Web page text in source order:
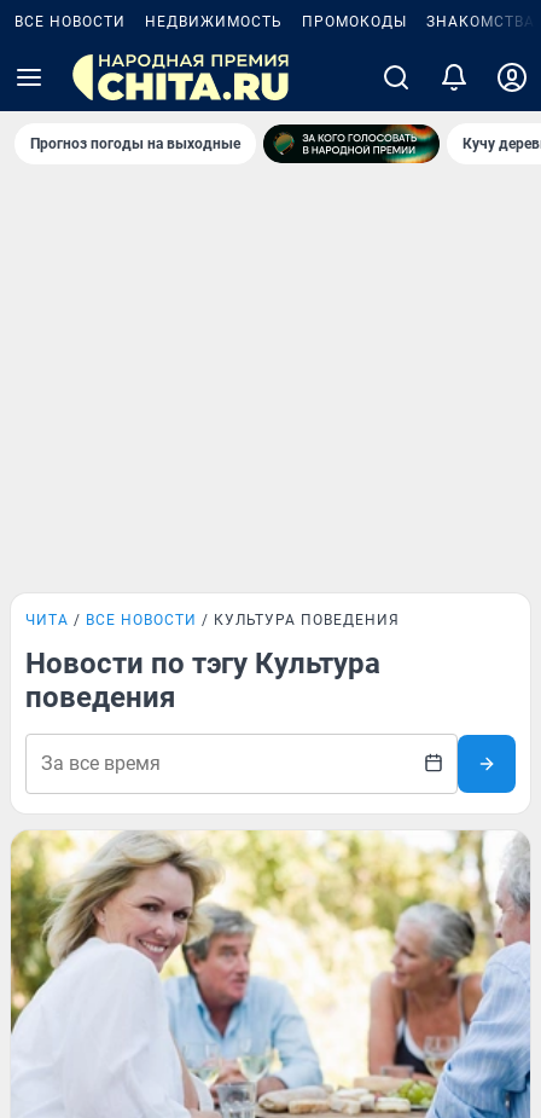
ВСЕ НОВОСТИ НЕДВИЖИМОСТЬ ПРОМОКОДЫ ЗНАКОМСТВА
Прогноз погоды на выходные Кучу
ЧИТА ВСЕ НОВОСТИ КУЛЬТУРА ПОВЕДЕНИЯ
Новости по тэгу Культура
поведения